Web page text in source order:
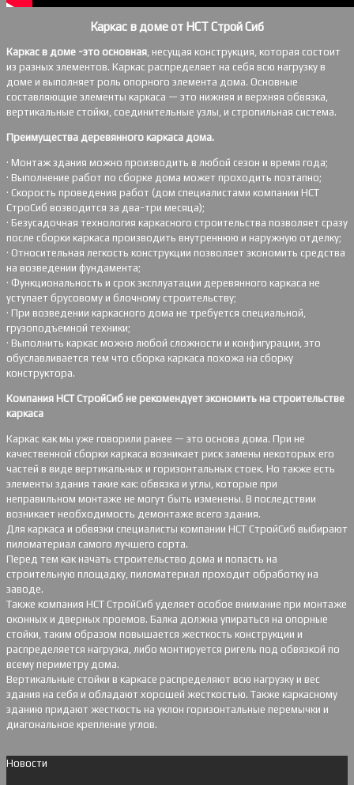
Каркас в доме от НСТ Строй Сиб
Каркас в доме -это основная, несущая конструкция, которая состоит
из разных элементов. Каркас распределяет на себя всю нагрузку в
доме и выполняет роль опорного элемента дома. Основные
составляющие элементы каркаса — это нижняя и верхняя обвязка,
вертикальные стойки, соединительные узлы, и стропильная система.
Преимущества деревянного каркаса дома.
· Монтаж здания можно производить в любой сезон и время года;
· Выполнение работ по сборке дома может проходить поэтапно;
· Скорость проведения работ (дом специалистами компании НСТ
СтроСиб возводится за два-три месяца);
· Безусадочная технология каркасного строительства позволяет сразу
после сборки каркаса производить внутреннюю и наружную отделку;
· Относительная легкость конструкции позволяет экономить средства
на возведении фундамента;
· Функциональность и срок эксплуатации деревянного каркаса не
уступает брусовому и блочному строительству;
· При возведении каркасного дома не требуется специальной,
грузоподъемной техники;
· Выполнить каркас можно любой сложности и конфигурации, это
обуславливается тем что сборка каркаса похожа на сборку
конструктора.
Компания НСТ СтройСиб не рекомендует экономить на строительстве
каркаса
Каркас как мы уже говорили ранее — это основа дома. При не
качественной сборки каркаса возникает риск замены некоторых его
частей в виде вертикальных и горизонтальных стоек. Но также есть
элементы здания такие как: обвязка и углы, которые при
неправильном монтаже не могут быть изменены. В последствии
возникает необходимость демонтаже всего здания.
Для каркаса и обвязки специалисты компании НСТ СтройСиб выбирают
пиломатериал самого лучшего сорта.
Перед тем как начать строительство дома и попасть на
строительную площадку, пиломатериал проходит обработку на
заводе.
Также компания НСТ СтройСиб уделяет особое внимание при монтаже
оконных и дверных проемов. Балка должна упираться на опорные
стойки, таким образом повышается жесткость конструкции и
распределяется нагрузка, либо монтируется ригель под обвязкой по
всему периметру дома.
Вертикальные стойки в каркасе распределяют всю нагрузку и вес
здания на себя и обладают хорошей жесткостью. Также каркасному
зданию придают жесткость на уклон горизонтальные перемычки и
диагональное крепление углов.
Новости